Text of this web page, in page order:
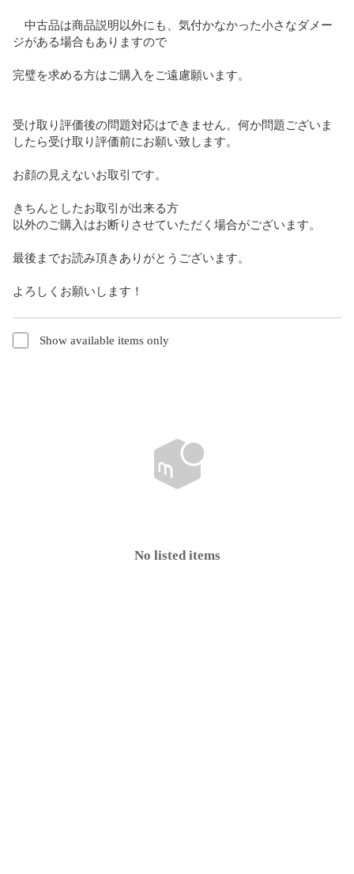
中古品は商品説明以外にも、気付かなかった小さなダメー
ジがある場合もありますので
完璧を求める方はご購入をご遠慮願います。
受け取り評価後の問題対応はできません。何か問題ございま
したら受け取り評価前にお願い致します。
お顔の見えないお取引です。
きちんとしたお取引が出来る方
以外のご購入はお断りさせていただく場合がございます。
最後までお読み頂きありがとうございます。
よろしくお願いします！
Show available items only
No listed items